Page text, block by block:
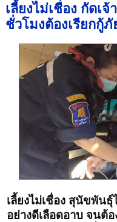
เลี้ยงไม่เชื่อง กัดเ
ชั่วโมงต้องเรียกกู้ภั
เลี้ยงไม่เชื่อง สุนัขพัน
อย่างดีเลือดอาบ จนต้